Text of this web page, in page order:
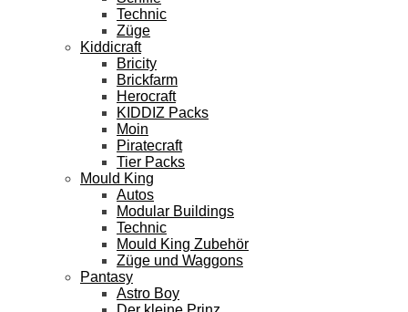
Technic
Züge
Kiddicraft
Bricity
Brickfarm
Herocraft
KIDDIZ Packs
Moin
Piratecraft
Tier Packs
Mould King
Autos
Modular Buildings
Technic
Mould King Zubehör
Züge und Waggons
Pantasy
Astro Boy